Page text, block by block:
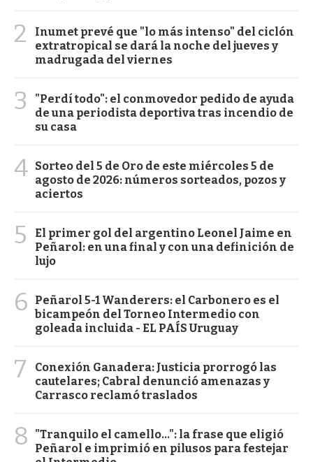
2
Inumet prevé que "lo más intenso" del ciclón
extratropical se dará la noche del jueves y
madrugada del viernes
3
"Perdí todo": el conmovedor pedido de ayuda
de una periodista deportiva tras incendio de
su casa
4 Sorteo del 5 de Oro de este miércoles 5 de
agosto de 2026: números sorteados, pozos y
aciertos
5
El primer gol del argentino Leonel Jaime en
Peñarol: en una final y con una definición de
lujo
6
Peñarol 5-1 Wanderers: el Carbonero es el
bicampeón del Torneo Intermedio con
goleada incluida - EL PAÍS Uruguay
7
Conexión Ganadera: Justicia prorrogó las
cautelares; Cabral denunció amenazas y
Carrasco reclamó traslados
8
"Tranquilo el camello...": la frase que eligió
Peñarol e imprimió en pilusos para festejar